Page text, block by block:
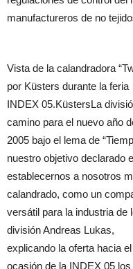
manufactureros de no
Vista de la calandradora
por Küsters durante la feria
INDEX 05.KüstersLa
camino para el nuevo año
2005 bajo el lema de
nuestro objetivo declarado
establecernos a nosotros
calandrado, como un
versátil para la industria de
división Andreas Lukas,
explicando la oferta hacia
ocasión de la INDEX 05